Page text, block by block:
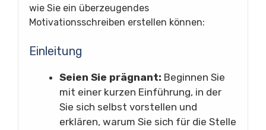
wie Sie ein überzeugendes
Motivationsschreiben erstellen können:
Einleitung
Seien Sie prägnant: Beginnen Sie
mit einer kurzen Einführung, in der
Sie sich selbst vorstellen und
erklären, warum Sie sich für die Stelle